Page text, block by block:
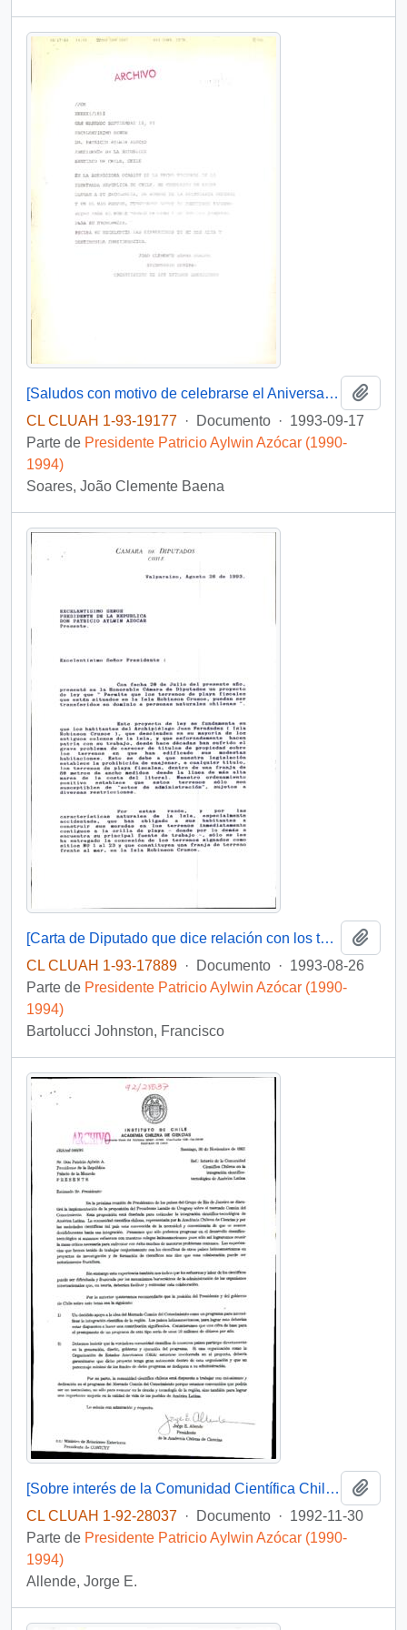
[Saludos con motivo de celebrarse el Aniversario de la Independencia Nacional]
CL CLUAH 1-93-19177 · Documento · 1993-09-17
Parte de Presidente Patricio Aylwin Azócar (1990-
1994)
Soares, João Clemente Baena
[Carta de Diputado que dice relación con los terrenos de playa fiscales ubicados en la Isla Robinson Crusoe]
CL CLUAH 1-93-17889 · Documento · 1993-08-26
Parte de Presidente Patricio Aylwin Azócar (1990-
1994)
Bartolucci Johnston, Francisco
[Sobre interés de la Comunidad Científica Chilena en la integración científico tecnológica de América Latina]
CL CLUAH 1-92-28037 · Documento · 1992-11-30
Parte de Presidente Patricio Aylwin Azócar (1990-
1994)
Allende, Jorge E.